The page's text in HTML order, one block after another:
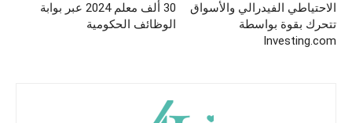
30 ألف معلم 2024 عبر بوابة
الوظائف الحكومية
الاحتياطي الفيدرالي والأسواق
تتحرك بقوة بواسطة
Investing.com